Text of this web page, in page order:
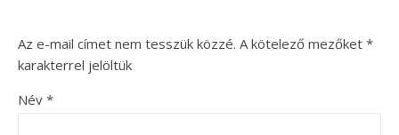
Az e-mail címet nem tesszük közzé. A kötelező mezőket *
karakterrel jelöltük
Név *